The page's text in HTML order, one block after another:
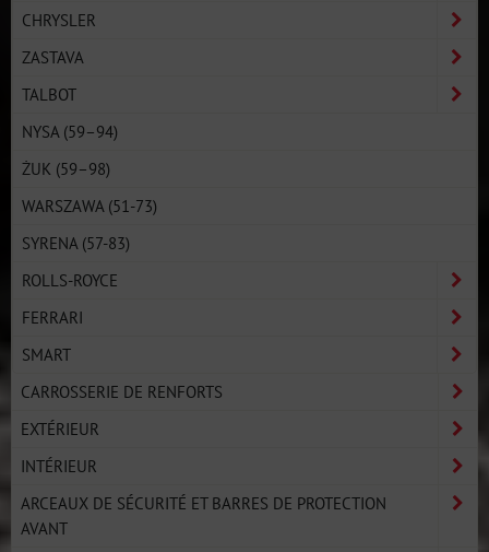
CHRYSLER
ZASTAVA
TALBOT
NYSA (59–94)
ŻUK (59–98)
WARSZAWA (51-73)
SYRENA (57-83)
ROLLS-ROYCE
FERRARI
SMART
CARROSSERIE DE RENFORTS
EXTÉRIEUR
INTÉRIEUR
ARCEAUX DE SÉCURITÉ ET BARRES DE PROTECTION
AVANT